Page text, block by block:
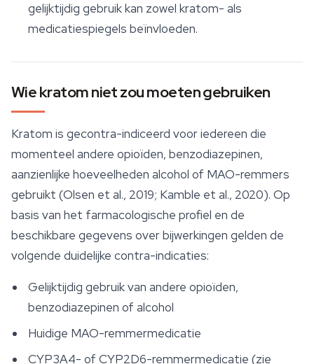
gelijktijdig gebruik kan zowel kratom- als
medicatiespiegels beïnvloeden.
Wie kratom niet zou moeten gebruiken
Kratom is gecontra-indiceerd voor iedereen die
momenteel andere opioïden, benzodiazepinen,
aanzienlijke hoeveelheden alcohol of MAO-remmers
gebruikt (Olsen et al., 2019; Kamble et al., 2020). Op
basis van het farmacologische profiel en de
beschikbare gegevens over bijwerkingen gelden de
volgende duidelijke contra-indicaties:
Gelijktijdig gebruik van andere opioïden,
benzodiazepinen of alcohol
Huidige MAO-remmermedicatie
CYP3A4- of CYP2D6-remmermedicatie (zie